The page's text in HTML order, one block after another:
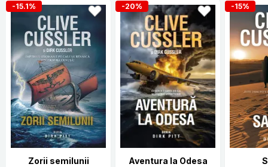
-15.1%
Zorii semilunii
-20%
Aventura la Odesa
-15%